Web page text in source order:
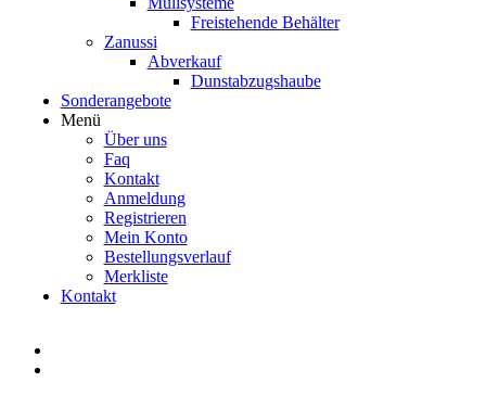
Freistehende Behälter
Zanussi
Abverkauf
Dunstabzugshaube
Sonderangebote
Menü
Über uns
Faq
Kontakt
Anmeldung
Registrieren
Mein Konto
Bestellungsverlauf
Merkliste
Kontakt